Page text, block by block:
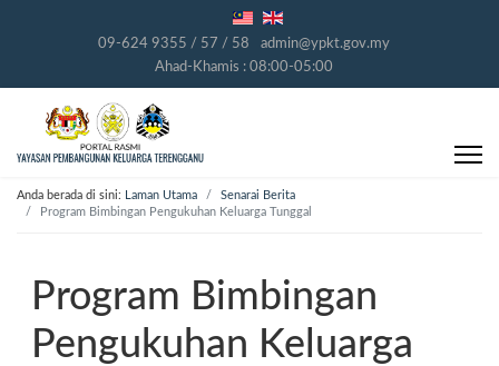
09-624 9355 / 57 / 58
admin@ypkt.gov.my
Ahad-Khamis : 08:00-05:00
Anda berada di sini: Laman Utama
Senarai Berita
Program Bimbingan Pengukuhan Keluarga Tunggal
Program Bimbingan
Pengukuhan Keluarga